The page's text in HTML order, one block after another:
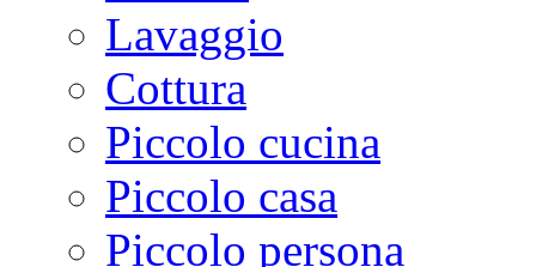
Lavaggio
Cottura
Piccolo cucina
Piccolo casa
Piccolo persona